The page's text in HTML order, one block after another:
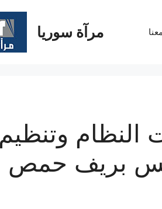
مرآة سوريا
النظام وتنظيم
بريف حمص